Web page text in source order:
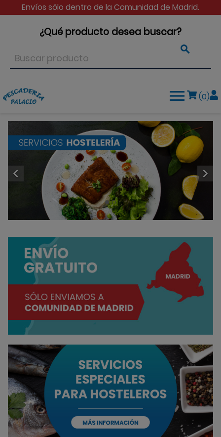
Envíos sólo dentro de la Comunidad de Madrid.
¿Qué producto desea buscar?

 (0)
 